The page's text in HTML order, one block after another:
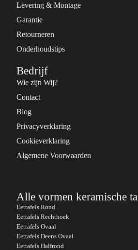
Levering & Montage
Garantie
Retourneren
Onderhoudstips
Bedrijf
Wie zijn Wij?
Contact
Blog
Privacyverklaring
Cookieverklaring
Algemene Voorwaarden
Alle vormen keramische
Eettafels Rond
Eettafels Rechthoek
Eettafels Ovaal
Eettafels Deens Ovaal
Eettafels Halfrond